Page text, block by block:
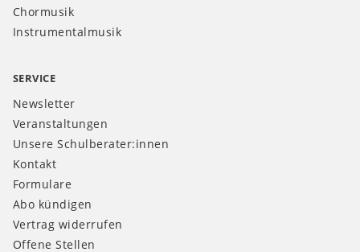
Chormusik
Instrumentalmusik
SERVICE
Newsletter
Veranstaltungen
Unsere Schulberater:innen
Kontakt
Formulare
Abo kündigen
Vertrag widerrufen
Offene Stellen